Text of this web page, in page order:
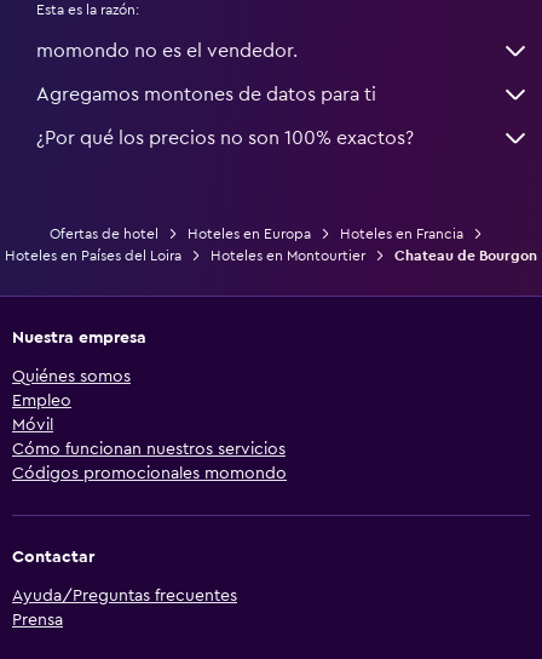
Esta es la razón:
momondo no es el vendedor.
Agregamos montones de datos para ti
¿Por qué los precios no son 100% exactos?
Ofertas de hotel Hoteles en Europa
Hoteles en Francia
Hoteles en Países del Loira
Hoteles en Montourtier Chateau de Bourgon
Nuestra empresa
Quiénes somos
Empleo
Móvil
Cómo funcionan nuestros servicios
Códigos promocionales momondo
Contactar
Ayuda/Preguntas frecuentes
Prensa